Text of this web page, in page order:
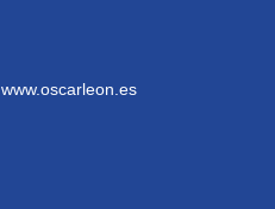
www.oscarleon.es